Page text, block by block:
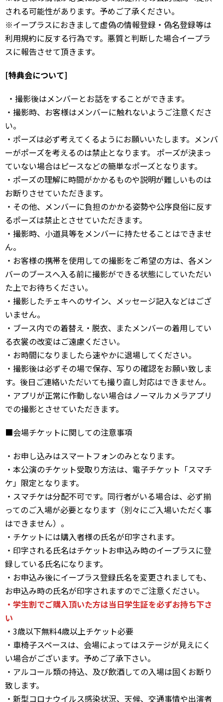
される可能性があります。予めご了承ください。
※イープラスにおきまして虚偽の情報登録・偽名登録等は
利用規約に反する行為です。悪質と判断した場合イープラ
スに報告させて頂きます。
[特典会について]
・撮影後はメンバーとお話をすることができます。
・撮影時、お客様はメンバーに触れないようご注意くださ
い。
・ポーズは必ず考えてくるようにお願いいたします。メンバ
ーがポーズを考えるのは禁止となります。 ポーズが決まっ
ていない場合はピースなどの簡単なポーズとなります。
・ポーズの理解に時間がかかるものや説明が難しいものは
お断りさせていただきます。
・その他、メンバーに負担のかかる姿勢や公序良俗に反す
るポーズは禁止とさせていただきます。
・撮影時、小道具等をメンバーに持たせることはできませ
ん。
・お客様の携帯を使用しての撮影をご希望の方は、各メン
バーのブースへ入る前に撮影ができる状態にしていただい
た上でお待ちください。
・撮影したチェキへのサイン、メッセージ記入などはござ
いません。
・ブース内での着替え・脱衣、またメンバーの着用してい
る衣裳の改変はご遠慮ください。
・お時間になりましたら速やかに退場してください。
・撮影後は必ずその場で保存、写りの確認をお願い致しま
す。後日ご連絡いただいても撮り直し対応はできません。
・アプリが正常に作動しない場合はノーマルカメラアプリ
での撮影とさせていただきます。
■会場チケットに関しての注意事項
・お申し込みはスマートフォンのみとなります。
・本公演のチケット受取り方法は、電子チケット「スマチ
ケ」限定となります。
・スマチケは分配不可です。同行者がいる場合は、必ず揃
ってのご入場が必要となります（別々にご入場いただく事
はできません）。
・チケットには購入者様の氏名が印字されます。
・印字される氏名はチケットお申込み時のイープラスに登
録している氏名になります。
・お申込み後にイープラス登録氏名を変更されましても、
お申込み時の氏名が印字されますのでご注意ください。
・学生割でご購入頂いた方は当日学生証を必ずお持ち下さ
い
・3歳以下無料4歳以上チケット必要
・車椅子スペースは、会場によってはステージが見えにく
い場合がございます。予めご了承下さい。
・アルコール類の持込、及び飲酒しての入場は固くお断り
致します。
・新型コロナウイルス感染状況、天候、交通事情や出演者